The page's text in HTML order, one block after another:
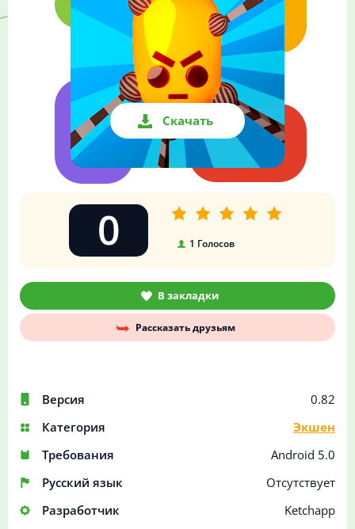
Скачать
Версия
0.82
Категория
Экшен
Требования
Android 5.0
Русский язык
Отсутствует
Разработчик
Ketchapp
0 1 Голосов
В закладки
Рассказать друзьям